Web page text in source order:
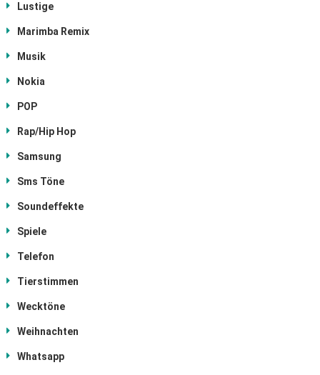
Lustige
Marimba Remix
Musik
Nokia
POP
Rap/Hip Hop
Samsung
Sms Töne
Soundeffekte
Spiele
Telefon
Tierstimmen
Wecktöne
Weihnachten
Whatsapp